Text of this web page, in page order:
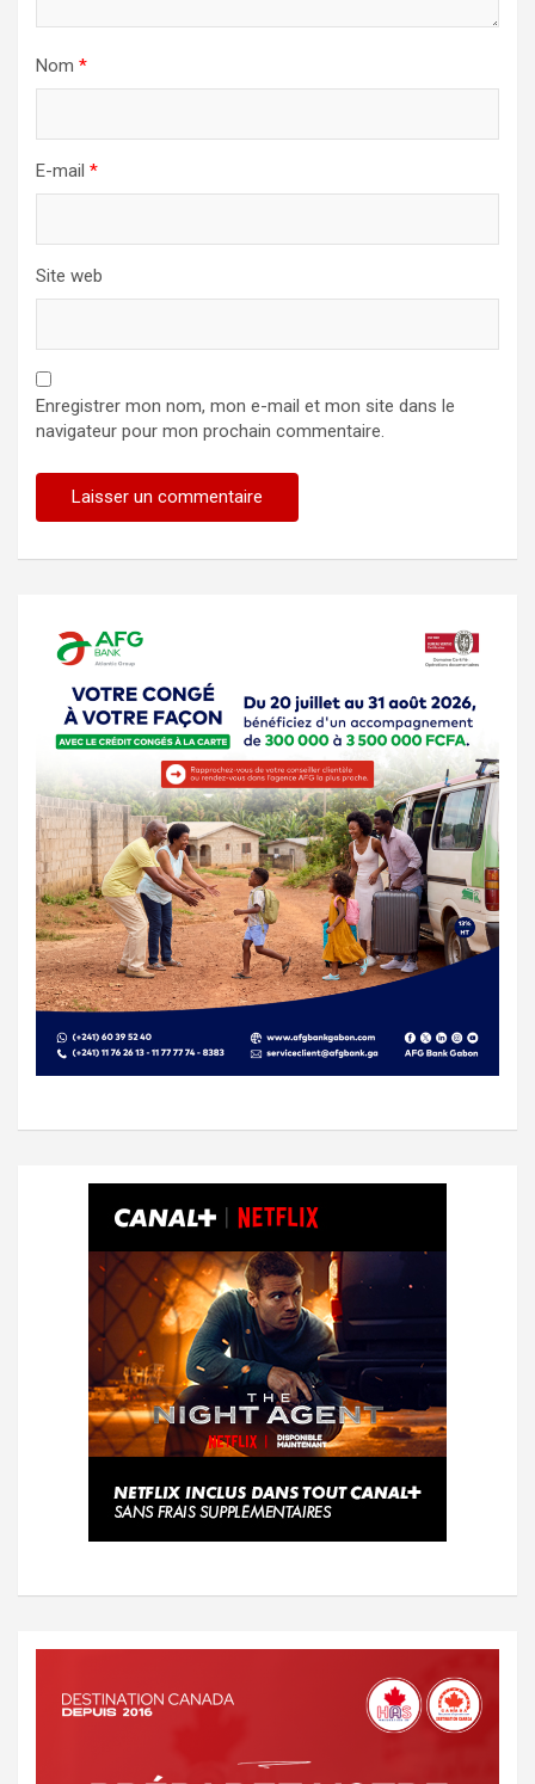
Nom *
E-mail *
Site web
Enregistrer mon nom, mon e-mail et mon site dans le
navigateur pour mon prochain commentaire.